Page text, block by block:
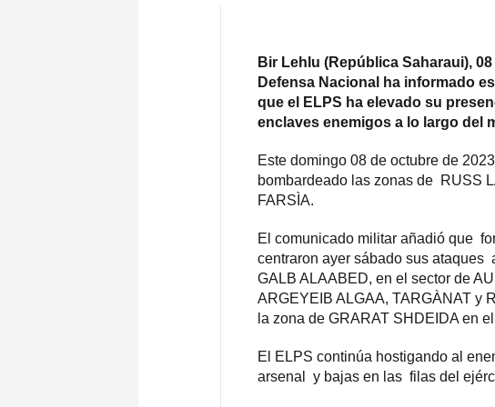
Bir Lehlu (República Saharaui),
Defensa Nacional ha informado
que el ELPS ha elevado su
enclaves enemigos a lo largo del
Este domingo 08 de octubre de
bombardeado las zonas de RUSS
FARSÌA.
El comunicado militar añadió que
centraron ayer sábado sus
GALB ALAABED, en el sector de
ARGEYEIB ALGAA, TARGÀNAT y
la zona de GRARAT SHDEIDA en
El ELPS continúa hostigando al
arsenal y bajas en las filas del